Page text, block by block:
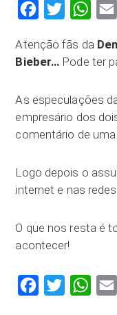
FacebookTwitter
Atenção fãs da
Bieber… Pode ter
As especulações
empresário dos
comentário de
Logo depois o
internet e nas
O que nos resta é
acontecer!
FacebookTwitter